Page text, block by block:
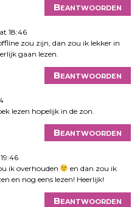
Beantwoorden
18:46
zou zijn, dan zou ik lekker in
gaan lezen.
Beantwoorden
lezen hopelijk in de zon.
Beantwoorden
ik overhouden
en dan zou ik
en nog eens lezen! Heerlijk!
Beantwoorden